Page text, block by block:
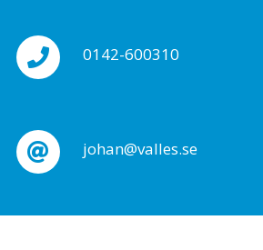
0142-600310
johan@valles.se